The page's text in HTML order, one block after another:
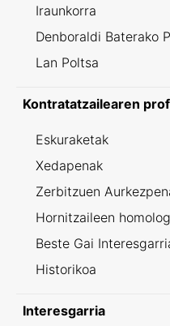
Iraunkorra
Denboraldi Baterako
Lan Poltsa
Kontratatzailearen
Eskuraketak
Xedapenak
Zerbitzuen
Hornitzaileen
Beste Gai
Historikoa
Interesgarria